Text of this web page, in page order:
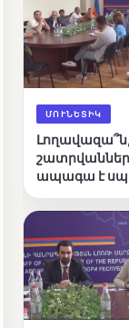
ՄՈՒՆԵՏԻԿ
շատրվաններ.
ապագա է
լճին